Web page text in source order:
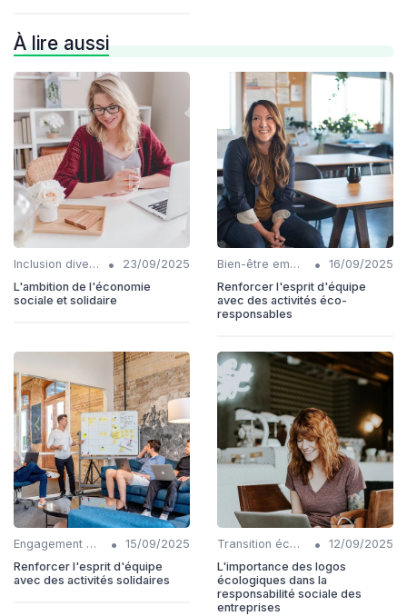
À lire aussi
Inclusion diversité •
23/09/2025
L'ambition de l'économie
sociale et solidaire
Bien-être employés •
16/09/2025
Renforcer l'esprit d'équipe
avec des activités éco-
responsables
Engagement communautaire •
15/09/2025
Renforcer l'esprit d'équipe
avec des activités solidaires
Transition écologique •
12/09/2025
L'importance des logos
écologiques dans la
responsabilité sociale des
entreprises